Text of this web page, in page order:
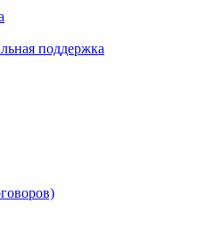
поддержка